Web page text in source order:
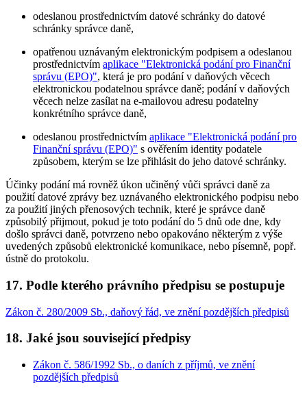
odeslanou prostřednictvím datové schránky do datové
schránky správce daně,
opatřenou uznávaným elektronickým podpisem a odeslanou
prostřednictvím aplikace "Elektronická podání pro Finanční
správu (EPO)", která je pro podání v daňových věcech
elektronickou podatelnou správce daně; podání v daňových
věcech nelze zasílat na e-mailovou adresu podatelny
konkrétního správce daně,
odeslanou prostřednictvím aplikace "Elektronická podání pro
Finanční správu (EPO)" s ověřením identity podatele
způsobem, kterým se lze přihlásit do jeho datové schránky.
Účinky podání má rovněž úkon učiněný vůči správci daně za
použití datové zprávy bez uznávaného elektronického podpisu nebo
za použití jiných přenosových technik, které je správce daně
způsobilý přijmout, pokud je toto podání do 5 dnů ode dne, kdy
došlo správci daně, potvrzeno nebo opakováno některým z výše
uvedených způsobů elektronické komunikace, nebo písemně, popř.
ústně do protokolu.
17. Podle kterého právního předpisu se postupuje
Zákon č. 280/2009 Sb., daňový řád, ve znění pozdějších předpisů
18. Jaké jsou související předpisy
Zákon č. 586/1992 Sb., o daních z příjmů, ve znění
pozdějších předpisů